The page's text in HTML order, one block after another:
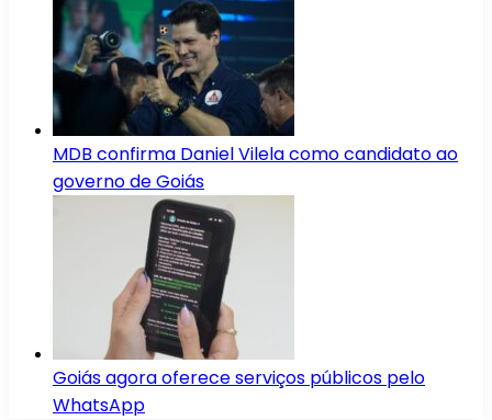
MDB confirma Daniel Vilela como candidato ao
governo de Goiás
Goiás agora oferece serviços públicos pelo
WhatsApp